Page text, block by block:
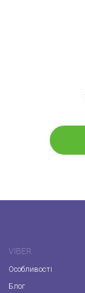
VIBER
Особливості
Блог